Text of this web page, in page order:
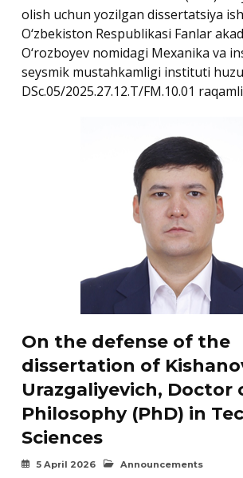
olish uchun yozilgan dissertatsiya
O‘zbekiston Respublikasi Fanlar
O‘rozboyev nomidagi Mexanika va
seysmik mustahkamligi instituti
DSc.05/2025.27.12.T/FM.10.01
On the defense of the
dissertation of
Urazgaliyevich, Doctor
Philosophy (PhD) in
Sciences
5 April 2026 Announcements